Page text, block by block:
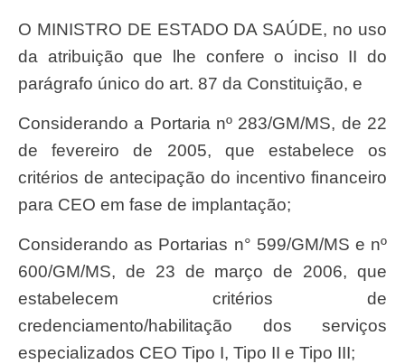
O MINISTRO DE ESTADO DA SAÚDE, no uso
da atribuição que lhe confere o inciso II do
parágrafo único do art. 87 da Constituição, e
Considerando a Portaria nº 283/GM/MS, de 22
de fevereiro de 2005, que estabelece os
critérios de antecipação do incentivo financeiro
para CEO em fase de implantação;
Considerando as Portarias n° 599/GM/MS e nº
600/GM/MS, de 23 de março de 2006, que
estabelecem critérios de
credenciamento/habilitação dos serviços
especializados CEO Tipo I, Tipo II e Tipo III;